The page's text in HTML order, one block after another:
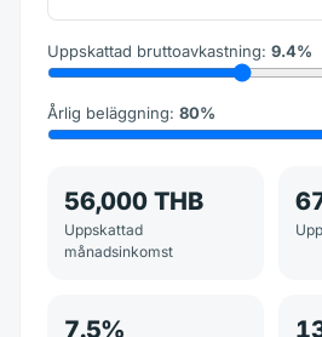
Uppskattad bruttoavkastning: 9.4%
Årlig beläggning: 80%
56,000 THB
Uppskattad
månadsinkomst
7.5%